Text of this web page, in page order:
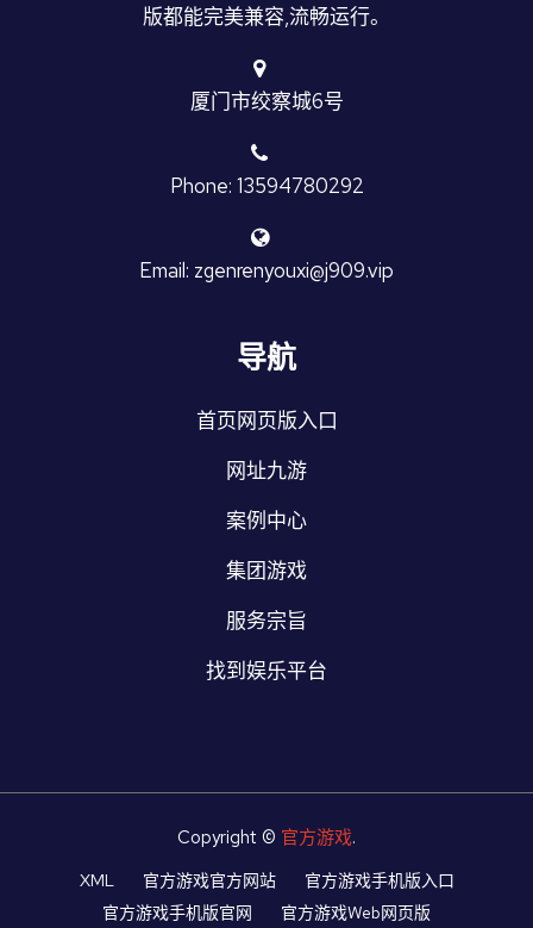
版都能完美兼容,流畅运行。
厦门市绞察城6号
Phone: 13594780292
Email: zgenrenyouxi@j909.vip
导航
首页网页版入口
网址九游
案例中心
集团游戏
服务宗旨
找到娱乐平台
Copyright © 官方游戏.
XML 官方游戏官方网站
官方游戏手机版入口
官方游戏手机版官网
官方游戏Web网页版